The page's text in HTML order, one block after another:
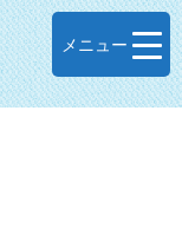
メニュー